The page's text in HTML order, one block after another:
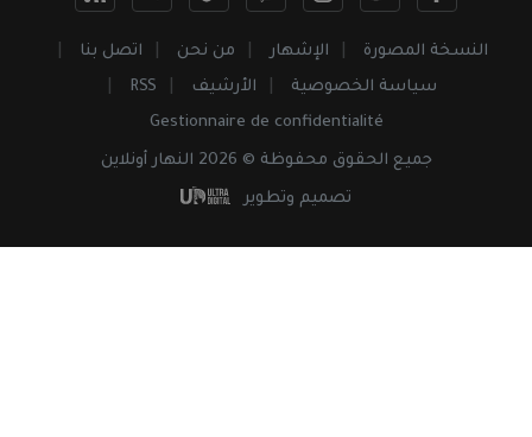
النسخة المصورة الإشهار من نحن
اتصل بنا
سياسة الخصوصية
الأرشيف
RSS
Gestionnaire de confidentialité
جميع الحقوق محفوظة © 2026 النهار أونلاين
تصميم وتطوير